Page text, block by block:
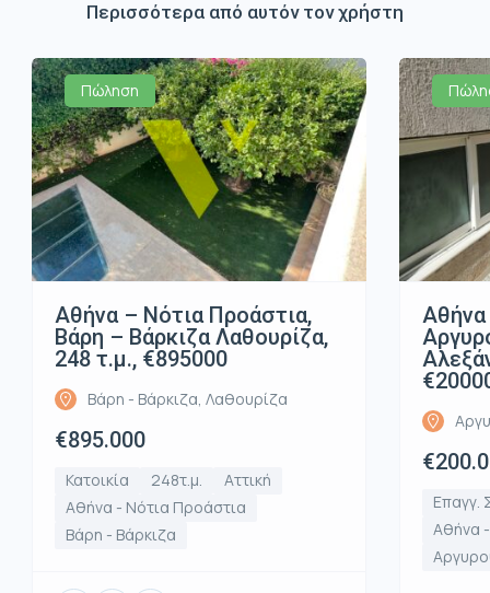
Περισσότερα από αυτόν τον χρήστη
Πώληση
Αθήνα – Νότια Προάστια,
Βάρη – Βάρκιζα Λαθουρίζα,
248 τ.μ., €895000
Βάρη - Βάρκιζα, Λαθουρίζα
€895.000
Κατοικία 248τ.μ.
Αττική
Αθήνα - Νότια Προάστια
Βάρη - Βάρκιζα
Αθήνα
Επαγγ.
Αθήνα